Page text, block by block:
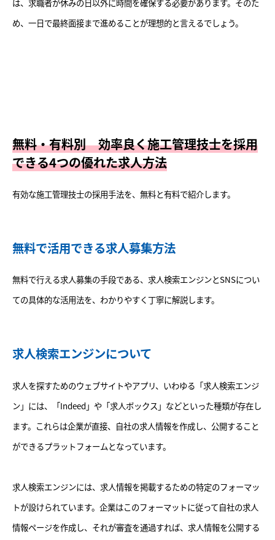
は、求職者が休みの日以外に時間を確保する必要があります。そのた
め、一日で最終面接まで進めることが理想的と言えるでしょう。
無料・有料別 効率良く施工管理技士を採用
できる4つの優れた求人方法
有効な施工管理技士の採用手法を、無料と有料で紹介します。
無料で活用できる求人募集方法
無料で行える求人募集の手段である、求人検索エンジンとSNSについ
ての具体的な活用法を、わかりやすく丁寧に解説します。
求人検索エンジンについて
求人を探すためのウェブサイトやアプリ、いわゆる「求人検索エンジ
ン」には、「Indeed」や「求人ボックス」などといった種類が存在し
ます。これらは企業が直接、自社の求人情報を作成し、公開すること
ができるプラットフォームとなっています。
求人検索エンジンには、求人情報を掲載するための特定のフォーマッ
トが設けられています。企業はこのフォーマットに従って自社の求人
情報ページを作成し、それが審査を通過すれば、求人情報を公開する